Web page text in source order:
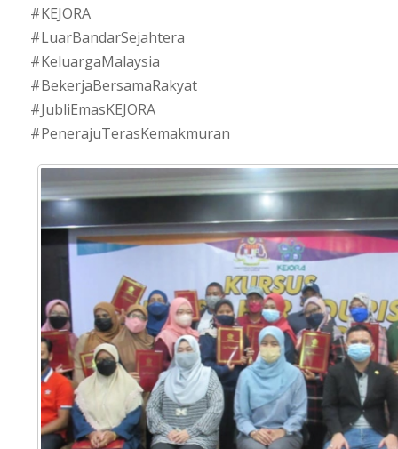
#KEJORA
#LuarBandarSejahtera
#KeluargaMalaysia
#BekerjaBersamaRakyat
#JubliEmasKEJORA
#PenerajuTerasKemakmuran